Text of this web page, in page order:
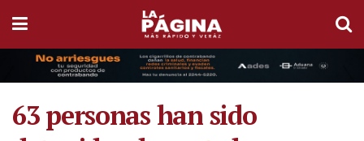
63 personas han sido